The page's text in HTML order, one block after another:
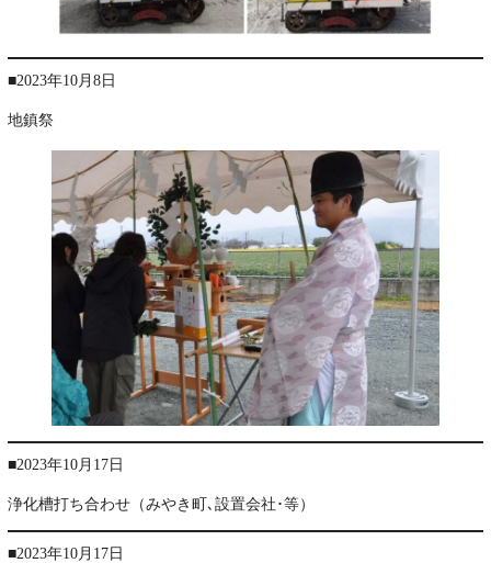
■2023年10月8日
地鎮祭
■2023年10月17日
浄化槽打ち合わせ（みやき町､設置会社･等）
■2023年10月17日